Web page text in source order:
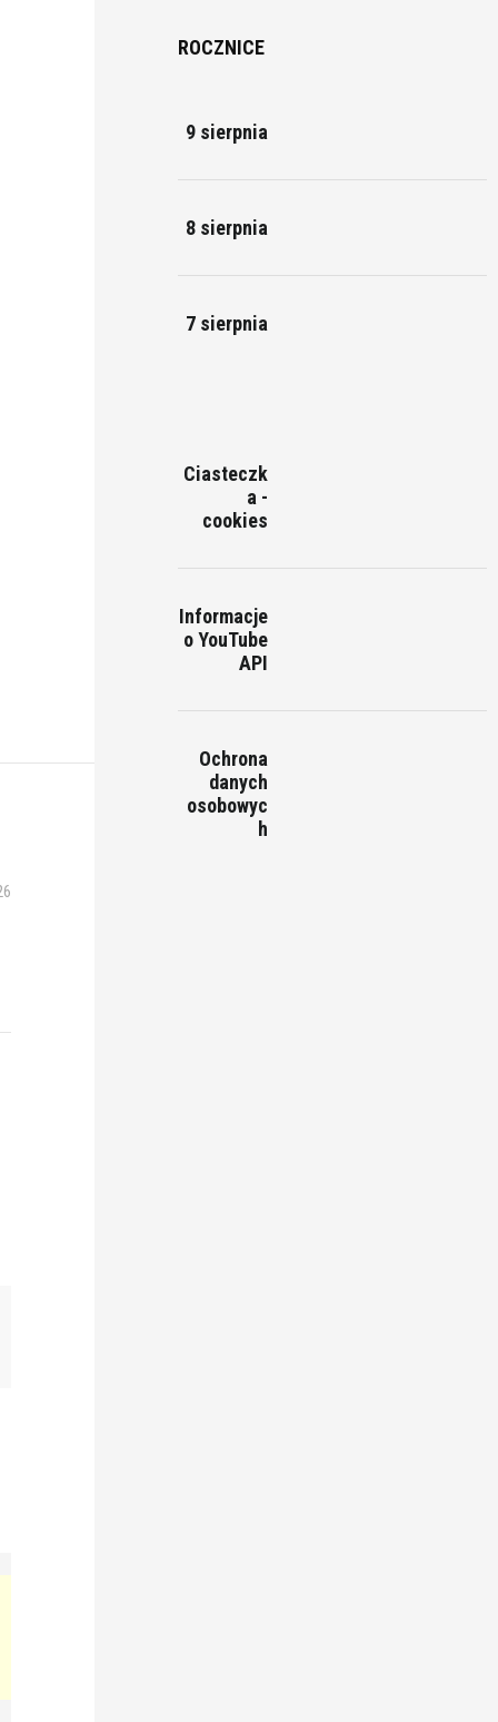
ROCZNICE
9 sierpnia
8 sierpnia
7 sierpnia
Ciasteczk
a -
cookies
Informacje
o YouTube
API
Ochrona
danych
osobowyc
h